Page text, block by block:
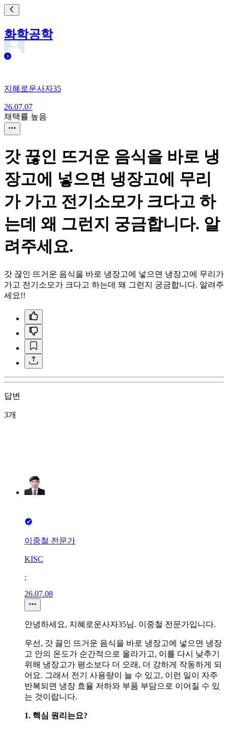
화학공학
지혜로운사자35
26.07.07
채택률 높음
갓 끊인 뜨거운 음식을 바로 냉
장고에 넣으면 냉장고에 무리
가 가고 전기소모가 크다고 하
는데 왜 그런지 궁금합니다. 알
려주세요.
갓 끊인 뜨거운 음식을 바로 냉장고에 넣으면 냉장고에 무리가
가고 전기소모가 크다고 하는데 왜 그런지 궁금합니다. 알려주
세요!!
답변
3개
이중철 전문가
KISC
∙
26.07.08
안녕하세요, 지혜로운사자35님. 이중철 전문가입니다.
우선, 갓 끓인 뜨거운 음식을 바로 냉장고에 넣으면 냉장
고 안의 온도가 순간적으로 올라가고, 이를 다시 낮추기
위해 냉장고가 평소보다 더 오래, 더 강하게 작동하게 되
어요. 그래서 전기 사용량이 늘 수 있고, 이런 일이 자주
반복되면 냉장 효율 저하와 부품 부담으로 이어질 수 있
는 것이랍니다.
1. 핵심 원리는요?